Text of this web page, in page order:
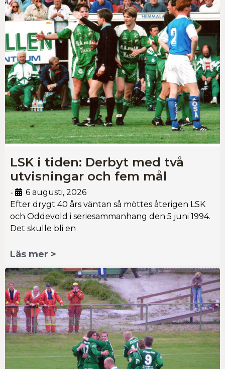
LSK i tiden: Derbyt med två
utvisningar och fem mål
•
6 augusti, 2026
Efter drygt 40 års väntan så möttes återigen LSK
och Oddevold i seriesammanhang den 5 juni 1994.
Det skulle bli en
Läs mer >